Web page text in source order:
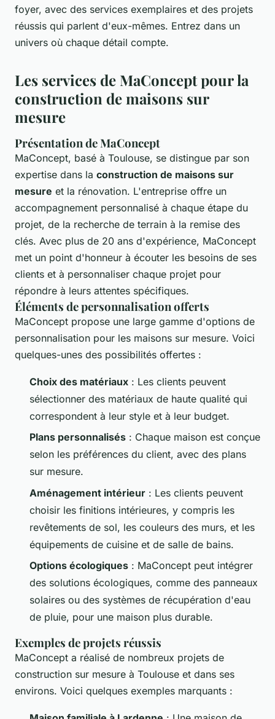
foyer, avec des services exemplaires et des projets
réussis qui parlent d'eux-mêmes. Entrez dans un
univers où chaque détail compte.
Les services de MaConcept pour la
construction de maisons sur
mesure
Présentation de MaConcept
MaConcept, basé à Toulouse, se distingue par son
expertise dans la construction de maisons sur
mesure et la rénovation. L'entreprise offre un
accompagnement personnalisé à chaque étape du
projet, de la recherche de terrain à la remise des
clés. Avec plus de 20 ans d'expérience, MaConcept
met un point d'honneur à écouter les besoins de ses
clients et à personnaliser chaque projet pour
répondre à leurs attentes spécifiques.
Éléments de personnalisation offerts
MaConcept propose une large gamme d'options de
personnalisation pour les maisons sur mesure. Voici
quelques-unes des possibilités offertes :
Choix des matériaux : Les clients peuvent
sélectionner des matériaux de haute qualité qui
correspondent à leur style et à leur budget.
Plans personnalisés : Chaque maison est conçue
selon les préférences du client, avec des plans
sur mesure.
Aménagement intérieur : Les clients peuvent
choisir les finitions intérieures, y compris les
revêtements de sol, les couleurs des murs, et les
équipements de cuisine et de salle de bains.
Options écologiques : MaConcept peut intégrer
des solutions écologiques, comme des panneaux
solaires ou des systèmes de récupération d'eau
de pluie, pour une maison plus durable.
Exemples de projets réussis
MaConcept a réalisé de nombreux projets de
construction sur mesure à Toulouse et dans ses
environs. Voici quelques exemples marquants :